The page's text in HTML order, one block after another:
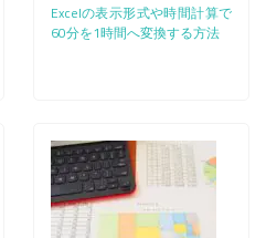
Excelの表示形式や時間計算で
60分を1時間へ変換する方法